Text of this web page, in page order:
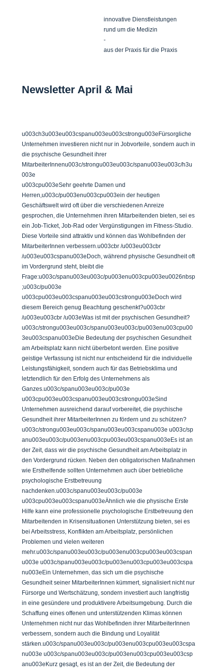
innovative Dienstleistungen
rund um die Medizin
-
aus der Praxis für die Praxis
Newsletter April & Mai
u003ch3u003eu003cspanu003eu003cstrongu003eFürsorgliche
Unternehmen investieren nicht nur in Jobvorteile, sondern auch in
die psychische Gesundheit ihrer
MitarbeiterInnenu003c/strongu003eu003c/spanu003eu003c/h3u
003e
u003cpu003eSehr geehrte Damen und
Herren,u003c/pu003enu003cpu003ein der heutigen
Geschäftswelt wird oft über die verschiedenen Anreize
gesprochen, die Unternehmen ihren Mitarbeitenden bieten, sei es
ein Job-Ticket, Job-Rad oder Vergünstigungen im Fitness-Studio.
Diese Vorteile sind attraktiv und können das Wohlbefinden der
MitarbeiterInnen verbessern.u003cbr /u003eu003cbr
/u003eu003cspanu003eDoch, während physische Gesundheit oft
im Vordergrund steht, bleibt die
Frage:u003c/spanu003eu003c/pu003enu003cpu003eu0026nbsp
;u003c/pu003e
u003cpu003eu003cspanu003eu003cstrongu003eDoch wird
diesem Bereich genug Beachtung geschenkt?u003cbr
/u003eu003cbr /u003eWas ist mit der psychischen Gesundheit?
u003c/strongu003eu003c/spanu003eu003c/pu003enu003cpu00
3eu003cspanu003eDie Bedeutung der psychischen Gesundheit
am Arbeitsplatz kann nicht überbetont werden. Eine positive
geistige Verfassung ist nicht nur entscheidend für die individuelle
Leistungsfähigkeit, sondern auch für das Betriebsklima und
letztendlich für den Erfolg des Unternehmens als
Ganzes.u003c/spanu003eu003c/pu003e
u003cpu003eu003cspanu003eu003cstrongu003eSind
Unternehmen ausreichend darauf vorbereitet, die psychische
Gesundheit ihrer MitarbeiterInnen zu fördern und zu schützen?
u003c/strongu003eu003c/spanu003eu003cspanu003e u003c/sp
anu003eu003c/pu003enu003cpu003eu003cspanu003eEs ist an
der Zeit, dass wir die psychische Gesundheit am Arbeitsplatz in
den Vordergrund rücken. Neben den obligatorischen Maßnahmen
wie Ersthelfende sollten Unternehmen auch über betriebliche
psychologische Erstbetreuung
nachdenken.u003c/spanu003eu003c/pu003e
u003cpu003eu003cspanu003eÄhnlich wie die physische Erste
Hilfe kann eine professionelle psychologische Erstbetreuung den
Mitarbeitenden in Krisensituationen Unterstützung bieten, sei es
bei Arbeitsstress, Konflikten am Arbeitsplatz, persönlichen
Problemen und vielen weiteren
mehr.u003c/spanu003eu003c/pu003enu003cpu003eu003cspan
u003e u003c/spanu003eu003c/pu003enu003cpu003eu003cspa
nu003eEin Unternehmen, das sich um die psychische
Gesundheit seiner MitarbeiterInnen kümmert, signalisiert nicht nur
Fürsorge und Wertschätzung, sondern investiert auch langfristig
in eine gesündere und produktivere Arbeitsumgebung. Durch die
Schaffung eines offenen und unterstützenden Klimas können
Unternehmen nicht nur das Wohlbefinden ihrer MitarbeiterInnen
verbessern, sondern auch die Bindung und Loyalität
stärken.u003c/spanu003eu003c/pu003enu003cpu003eu003cspa
nu003e u003c/spanu003eu003c/pu003enu003cpu003eu003csp
anu003eKurz gesagt, es ist an der Zeit, die Bedeutung der